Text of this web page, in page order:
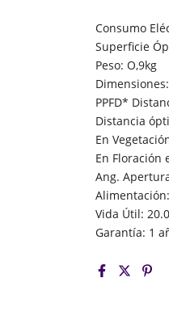
Consumo
Superficie
Peso: O,9kg
PPFD*
Distancia
En
En Floración
Ang.
Vida Útil:
Garantía: 1